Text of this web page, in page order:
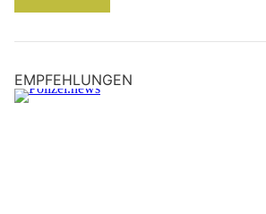
EMPFEHLUNGEN